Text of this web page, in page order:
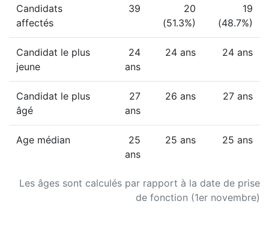
Les âges sont calculés par rapport à la date de prise
de fonction (1er novembre)
Candidats
affectés
39
20
(51.3%)
19
(48.7%)
Candidat le plus
jeune
24
ans
24 ans 24 ans
Candidat le plus
âgé
27
ans
26 ans 27 ans
Age médian
25
ans
25 ans 25 ans